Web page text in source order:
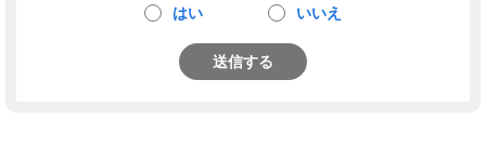
はい いいえ
送信する